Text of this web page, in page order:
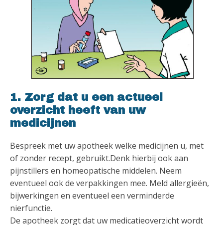
1. Zorg dat u een actueel
overzicht heeft van uw
medicijnen
Bespreek met uw apotheek welke medicijnen u, met
of zonder recept, gebruikt.Denk hierbij ook aan
pijnstillers en homeopatische middelen. Neem
eventueel ook de verpakkingen mee. Meld allergieën,
bijwerkingen en eventueel een verminderde
nierfunctie.
De apotheek zorgt dat uw medicatieoverzicht wordt